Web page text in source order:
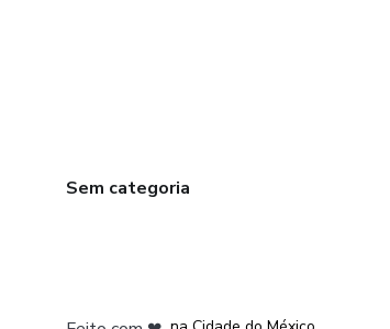
Sem categoria
na Cidade do México